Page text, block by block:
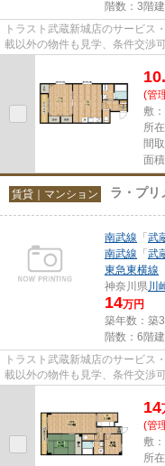
階数：3階建
トラスト武蔵新城店のサービス
載以外の物件も見学、条件交渉
時無料駐車場有（要電話予約...
(管
敷
所
間
面
賃貸｜マンション ラ・プリ
南武線 「武
南武線 「武
東急東横線
神奈川県川
14万円
築年数：築
階数：6階建
トラスト武蔵新城店のサービス
載以外の物件も見学、条件交渉
時無料駐車場有（要電話予約...
14
(管
敷
所